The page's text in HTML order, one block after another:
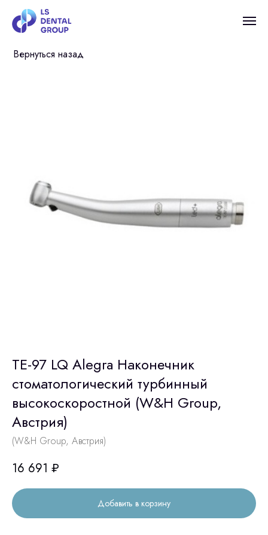
Вернуться назад
TE-97 LQ Alegra Наконечник
стоматологический турбинный
высокоскоростной (W&H Group,
Австрия)
(W&H Group, Австрия)
16 691 ₽
Добавить в корзину